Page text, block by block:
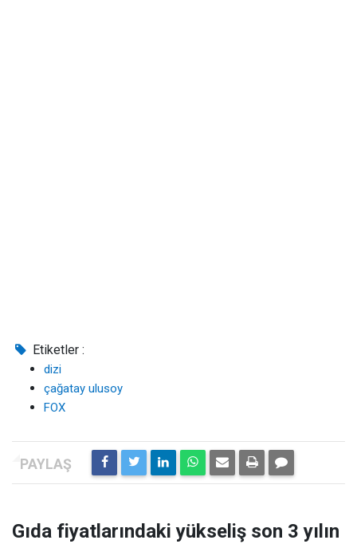
Etiketler :
dizi
çağatay ulusoy
FOX
Gıda fiyatlarındaki yükseliş son 3 yılın